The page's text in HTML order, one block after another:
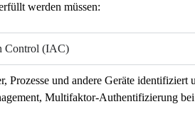
werden müssen:
Control (IAC)
Prozesse und andere Geräte
Multifaktor-Authentifizierung